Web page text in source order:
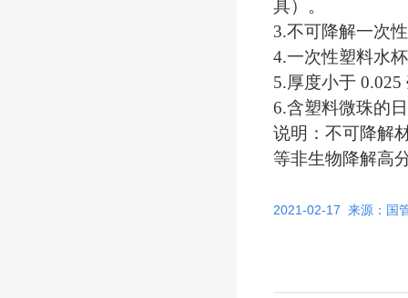
具）。
3.不可降解一次
4.一次性塑料水
5.厚度小于
6.含塑料微珠的
说明：不可降解
等非生物降解高
2021-02-17 来源：国